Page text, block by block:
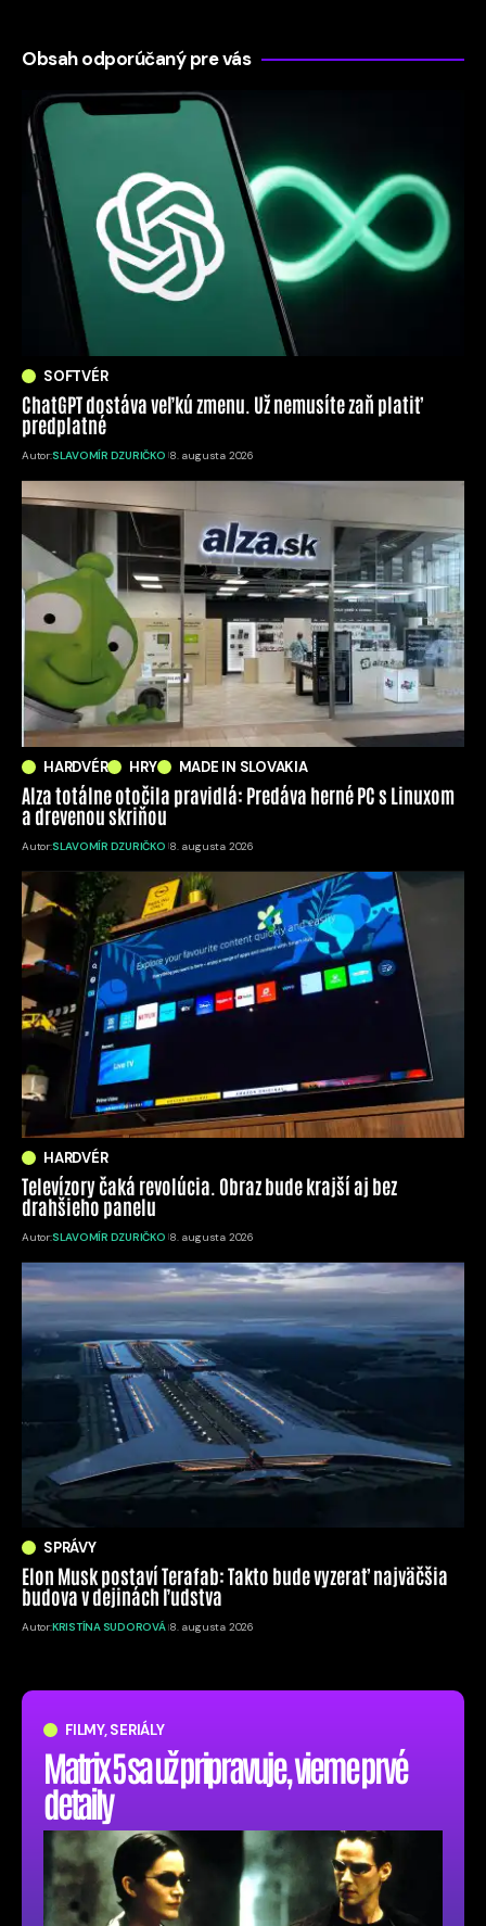
FILMY, SERIÁLY
Matrix 5 sa už pripravuje, vieme prvé
detaily
Obsah odporúčaný pre vás
SOFTVÉR
ChatGPT dostáva veľkú zmenu. Už nemusíte zaň platiť
predplatné
Autor:SLAVOMÍR DZURIČKO 8. augusta 2026
HARDVÉR HRY MADE IN SLOVAKIA
Alza totálne otočila pravidlá: Predáva herné PC s Linuxom
a drevenou skriňou
Autor:SLAVOMÍR DZURIČKO 8. augusta 2026
HARDVÉR
Televízory čaká revolúcia. Obraz bude krajší aj bez
drahšieho panelu
Autor:SLAVOMÍR DZURIČKO 8. augusta 2026
SPRÁVY
Elon Musk postaví Terafab: Takto bude vyzerať najväčšia
budova v dejinách ľudstva
Autor:KRISTÍNA SUDOROVÁ 8. augusta 2026